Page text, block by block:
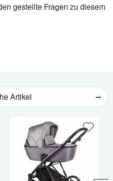
gestellte Fragen zu diesem
Artikel